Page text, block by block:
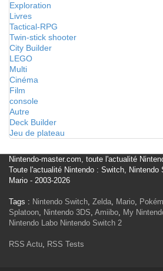
Exploration
Livres
Tactical-RPG
Twin-stick shooter
City Builder
LEGO
Multi
Cinéma
Film
console
Autre
Deck Builder
Jeu de plateau
Nintendo-master.com, toute l'actualité
Toute l'actualité Nintendo : Switch, Nintendo
Mario - 2003-2026
Tags : Nintendo Switch, Zelda, Mario,
Splatoon, Nintendo 3DS, Amiibo, My
Nintendo Labo Nintendo Switch 2
RSS Actu, RSS Tests